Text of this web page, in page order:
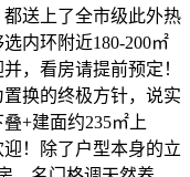
送上了全市级此外热
内环附近180-200㎡
，看房请提前预定！
换的终极方针，说实
+建面约235㎡上
！除了户型本身的立